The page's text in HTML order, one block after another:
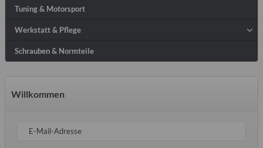
Tuning & Motorsport
Werkstatt & Pflege
Schrauben & Normteile
Willkommen
E-Mail-Adresse